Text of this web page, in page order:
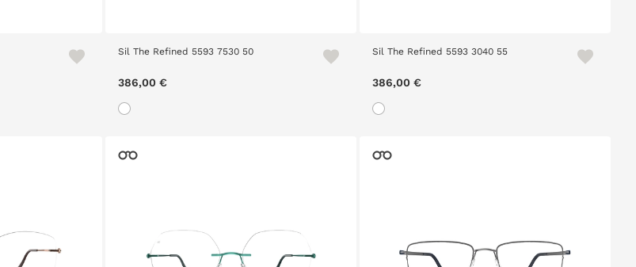
Sil The Refined 5593 7530 50
386,00 €
Sil The Refined 5593 3040 55
386,00 €